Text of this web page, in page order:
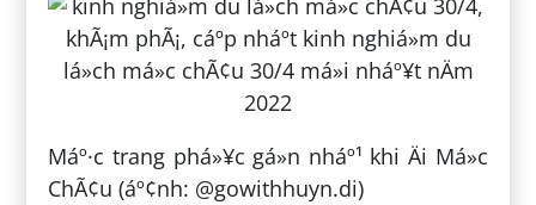
Máº·c trang phá»¥c gá»n nháº¹ khi Äi Má»c
ChÃ¢u (áº¢nh: @gowithhuyn.di)